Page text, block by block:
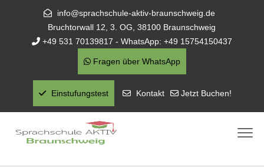
info@sprachschule-aktiv-braunschweig.de
Bruchtorwall 12, 3. OG, 38100 Braunschweig
+49 531 70139817 - WhatsApp: +49 15754150437
Fragen über WhatsApp
Einstufungstest Kontakt Jetzt Buchen!